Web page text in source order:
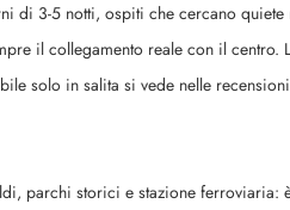
di 3-5 notti, ospiti che cercano quiete
il collegamento reale con il centro.
solo in salita si vede nelle
parchi storici e stazione ferroviaria: